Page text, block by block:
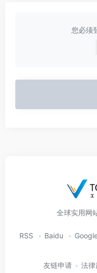
您必须
全球实用网
RSS Baidu
友链申请 法律